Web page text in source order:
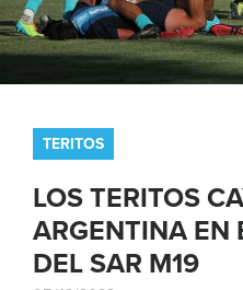
TERITOS
LOS TERITOS
ARGENTINA EN
DEL SAR M19